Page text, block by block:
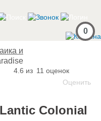
0
и
4.6 из 11 оценок
Оценить
Colonial